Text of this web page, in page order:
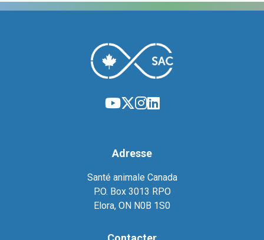
Adresse
Santé animale Canada
P.O. Box 3013 RPO
Elora, ON N0B 1S0